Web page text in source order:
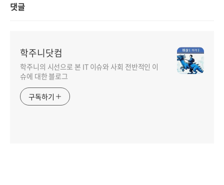
댓글
학주니닷컴
학주니의 시선으로 본 IT 이슈와 사회 전반적인 이
슈에 대한 블로그
구독하기